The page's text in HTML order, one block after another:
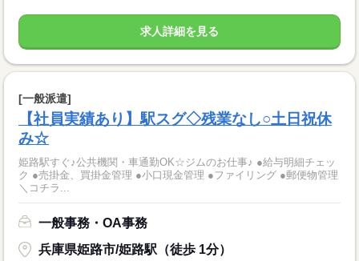
求人詳細を見る
[一般派遣]
【社員実績あり】駅スグ◇残業なし○土日祝休
み☆
姫路駅すぐ♪公共機関・車通勤OK☆ジムのお仕事♪ ●給与明細チェッ
ク ●売掛金、買掛金管理 ●小口現金管理 ●ファイリング ●郵便物管理
＼コチラ...
一般事務・OA事務
兵庫県姫路市/姫路駅（徒歩 1分）